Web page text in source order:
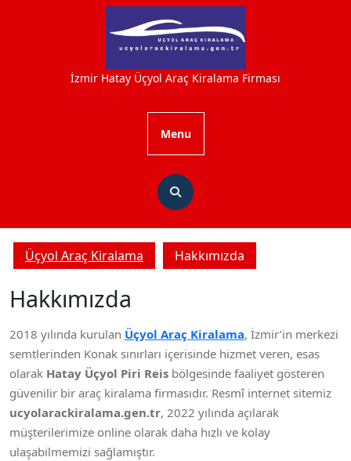
İzmir Hatay Üçyol Araç Kiralama Firması
Menu
Üçyol Araç Kiralama Hakkımızda
Hakkımızda
2018 yılında kurulan Üçyol Araç Kiralama, İzmir’in merkezi
semtlerinden Konak sınırları içerisinde hizmet veren, esas
olarak Hatay Üçyol Piri Reis bölgesinde faaliyet gösteren
güvenilir bir araç kiralama firmasıdır. Resmî internet sitemiz
ucyolarackiralama.gen.tr, 2022 yılında açılarak
müşterilerimize online olarak daha hızlı ve kolay
ulaşabilmemizi sağlamıştır.